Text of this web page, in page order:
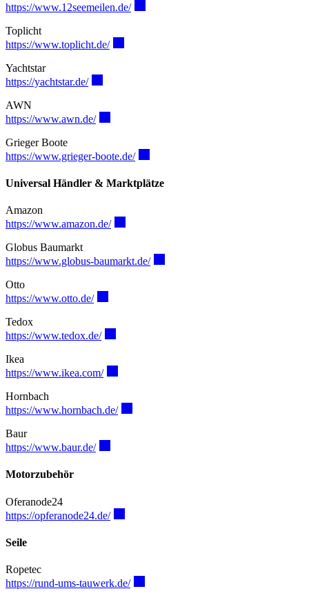
https://www.12seemeilen.de/
Toplicht
https://www.toplicht.de/
Yachtstar
https://yachtstar.de/
AWN
https://www.awn.de/
Grieger Boote
https://www.grieger-boote.de/
Universal Händler & Marktplätze
Amazon
https://www.amazon.de/
Globus Baumarkt
https://www.globus-baumarkt.de/
Otto
https://www.otto.de/
Tedox
https://www.tedox.de/
Ikea
https://www.ikea.com/
Hornbach
https://www.hornbach.de/
Baur
https://www.baur.de/
Motorzubehör
Oferanode24
https://opferanode24.de/
Seile
Ropetec
https://rund-ums-tauwerk.de/